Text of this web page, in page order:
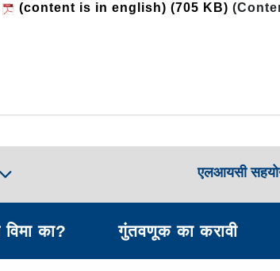
(content is in english) (705 KB)
एलआयसी
का? गुंतवणूक का करावी